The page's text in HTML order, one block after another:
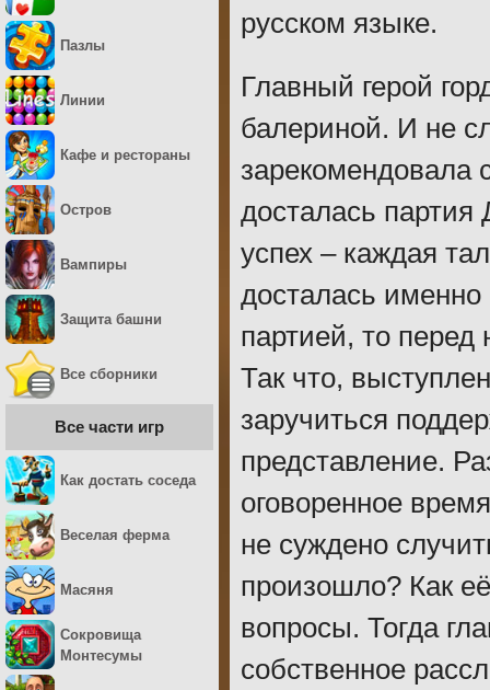
русском языке.
Главный герой
балериной. И не
зарекомендовала
досталась
успех – каждая
досталась
партией, то перед
Так что,
заручиться
представление.
оговоренное
не суждено
произошло? Как
вопросы. Тогда
собственное
Пазлы
Линии
Кафе и рестораны
Остров
Вампиры
Защита башни
Все сборники
Все части игр
Как достать соседа
Веселая ферма
Масяня
Сокровища
Монтесумы